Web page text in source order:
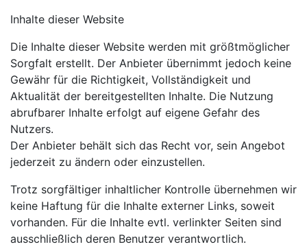
Inhalte dieser Website
Die Inhalte dieser Website werden mit größtmöglicher
Sorgfalt erstellt. Der Anbieter übernimmt jedoch keine
Gewähr für die Richtigkeit, Vollständigkeit und
Aktualität der bereitgestellten Inhalte. Die Nutzung
abrufbarer Inhalte erfolgt auf eigene Gefahr des
Nutzers.
Der Anbieter behält sich das Recht vor, sein Angebot
jederzeit zu ändern oder einzustellen.
Trotz sorgfältiger inhaltlicher Kontrolle übernehmen wir
keine Haftung für die Inhalte externer Links, soweit
vorhanden. Für die Inhalte evtl. verlinkter Seiten sind
ausschließlich deren Benutzer verantwortlich.